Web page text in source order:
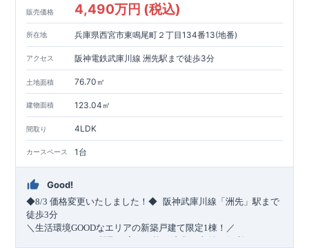
販売価格 4,490万円 (税込)
所在地 兵庫県西宮市東鳴尾町２丁目134番13(地番)
アクセス 阪神電鉄武庫川線 洲先駅まで徒歩3分
土地面積 76.70㎡
建物面積 123.04㎡
間取り 4LDK
カースペース 1台
Good!
◆8/3 価格変更いたしました！◆ ​阪神武庫川線 「洲先」駅まで
徒歩3分
＼生活環境GOODなエリアの新築戸建て限定1棟！／